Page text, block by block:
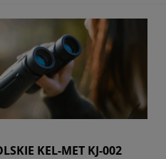
KEL-MET KJ-002